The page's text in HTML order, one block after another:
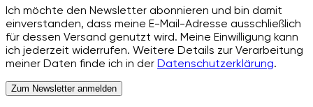
Ich möchte den Newsletter abonnieren und bin damit
einverstanden, dass meine E-Mail-Adresse ausschließlich
für dessen Versand genutzt wird. Meine Einwilligung kann
ich jederzeit widerrufen. Weitere Details zur Verarbeitung
meiner Daten finde ich in der Datenschutzerklärung.
Zum Newsletter anmelden